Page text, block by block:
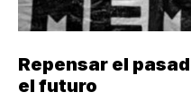
Repensar el
el futuro